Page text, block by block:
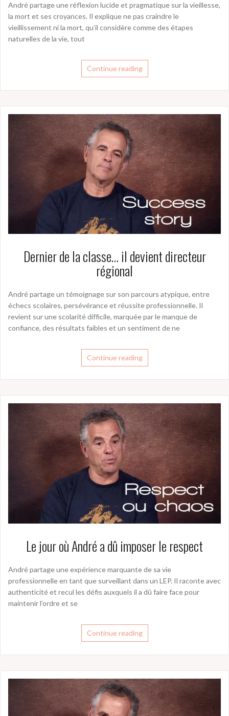
André partage une réflexion lucide et pragmatique sur la vieillesse,
la mort et ses croyances. Il explique ne pas craindre le
vieillissement ni la mort, qu’il considère comme des étapes
naturelles de la vie, tout
Continue reading
Dernier de la classe… il devient directeur
régional
André partage un témoignage sur son parcours atypique, entre
échecs scolaires, persévérance et réussite professionnelle. Il
revient sur une scolarité difficile, marquée par le manque de
confiance, des résultats faibles et un sentiment de ne
Continue reading
Le jour où André a dû imposer le respect
André partage une expérience marquante de sa vie
professionnelle en tant que surveillant dans un LEP. Il raconte avec
authenticité et recul les défis auxquels il a dû faire face pour
maintenir l’ordre et se
Continue reading